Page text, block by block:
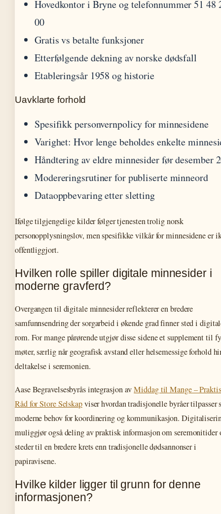
Hovedkontor i Bryne og telefonnummer 51 48
00
Gratis vs betalte funksjoner
Etterfølgende dekning av norske dødsfall
Etableringsår 1958 og historie
Uavklarte forhold
Spesifikk personvernpolicy for minnesidene
Varighet: Hvor lenge beholdes enkelte
Håndtering av eldre minnesider før desember
Modereringsrutiner for publiserte minneord
Dataoppbevaring etter sletting
Ifølge tilgjengelige kilder følger tjenesten trolig norsk
personopplysningslov, men spesifikke vilkår for minnesidene er
offentliggjort.
Hvilken rolle spiller digitale minnesider i
moderne gravferd?
Overgangen til digitale minnesider reflekterer en bredere
samfunnsendring der sorgarbeid i økende grad finner sted i
rom. For mange pårørende utgjør disse sidene et supplement til
møter, særlig når geografisk avstand eller helsemessige forhold
deltakelse i seremonien.
Aase Begravelsesbyrås integrasjon avMiddag til Mange –
Råd for Store Selskapviser hvordan tradisjonelle byråer tilpasser
moderne behov for koordinering og kommunikasjon.
muliggjør også deling av praktisk informasjon om seremonitider
steder til en bredere krets enn tradisjonelle dødsannonser i
papiravisene.
Hvilke kilder ligger til grunn for denne
informasjonen?